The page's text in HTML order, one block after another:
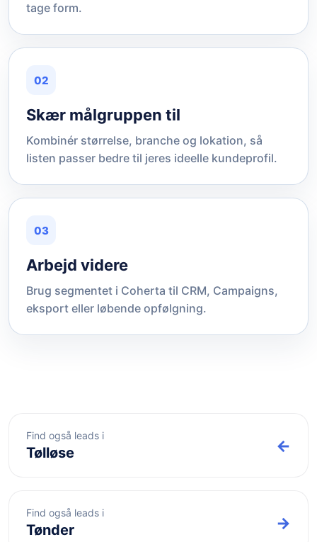
tage form.
02
Skær målgruppen til
Kombinér størrelse, branche og lokation, så
listen passer bedre til jeres ideelle kundeprofil.
03
Arbejd videre
Brug segmentet i Coherta til CRM, Campaigns,
eksport eller løbende opfølgning.
Find også leads i
Tølløse ←
Find også leads i
Tønder →